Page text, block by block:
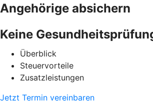
Angehörige absichern
Keine
Überblick
Steuervorteile
Zusatzleistungen
Jetzt Termin vereinbaren